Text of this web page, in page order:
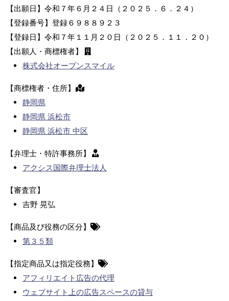
【出願日】令和７年６月２４日（２０２５．６．２４）
【登録番号】登録６９８８９２３
【登録日】令和７年１１月２０日（２０２５．１１．２０）
【出願人・商標権者】
株式会社オープンスマイル
【商標権者・住所】
静岡県
静岡県 浜松市
静岡県 浜松市 中区
【弁理士・特許事務所】
アクシス国際弁理士法人
【審査官】
吉野 晃弘
【商品及び役務の区分】
第３５類
【指定商品又は指定役務】
アフィリエイト広告の代理
ウェブサイト上の広告スペースの貸与